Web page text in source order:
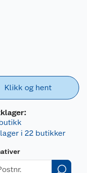
Klikk og hent
i 22 butikker